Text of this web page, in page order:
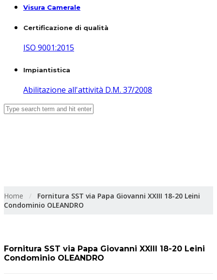
Visura Camerale
Certificazione di qualità
ISO 9001:2015
Impiantistica
Abilitazione all'attività D.M. 37/2008
Home /
Fornitura SST via Papa Giovanni XXIII 18-20 Leini
Condominio OLEANDRO
Fornitura SST via Papa Giovanni XXIII 18-20 Leini
Condominio OLEANDRO